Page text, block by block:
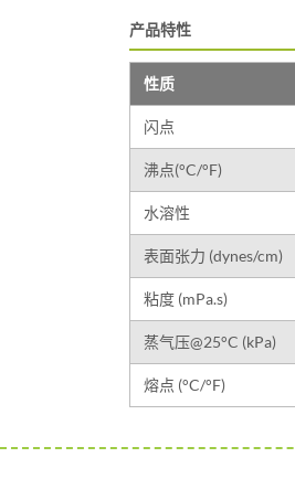
产品特性
性质
闪点
沸点(°C/°F)
水溶性
表面张力 (dynes/cm)
粘度 (mPa.s)
蒸气压@25°C (kPa)
熔点 (°C/°F)